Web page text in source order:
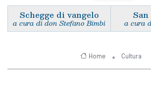
Schegge di vangelo
a cura di don Stefano Bimbi a cura
Home Cultura